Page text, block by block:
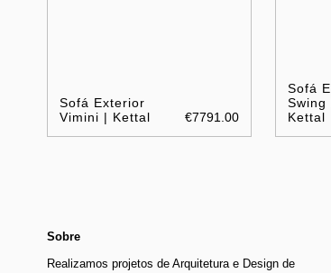
Sofá Exterior
Vimini | Kettal
€7791.00
Sofá
Swing
Kettal
Sobre
Realizamos projetos de Arquitetura e Design de